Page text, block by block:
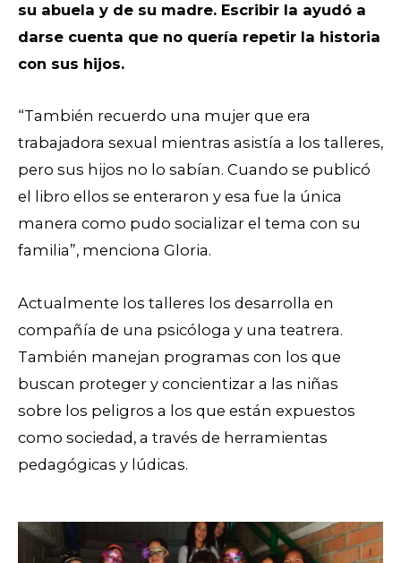
su abuela y de su madre. Escribir la ayudó a
darse cuenta que no quería repetir la historia
con sus hijos.
“También recuerdo una mujer que era
trabajadora sexual mientras asistía a los talleres,
pero sus hijos no lo sabían. Cuando se publicó
el libro ellos se enteraron y esa fue la única
manera como pudo socializar el tema con su
familia”, menciona Gloria.
Actualmente los talleres los desarrolla en
compañía de una psicóloga y una teatrera.
También manejan programas con los que
buscan proteger y concientizar a las niñas
sobre los peligros a los que están expuestos
como sociedad, a través de herramientas
pedagógicas y lúdicas.